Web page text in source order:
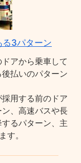
る3パターン
アから乗車して
払いのパターン
用する前のドア
、高速バスや長
るパターン、主
す。